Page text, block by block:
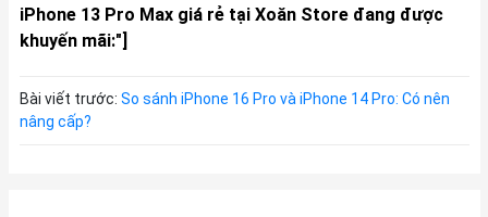
iPhone 13 Pro Max giá rẻ tại Xoăn Store đang được
khuyến mãi:"]
Bài viết trước: So sánh iPhone 16 Pro và iPhone 14 Pro: Có nên
nâng cấp?